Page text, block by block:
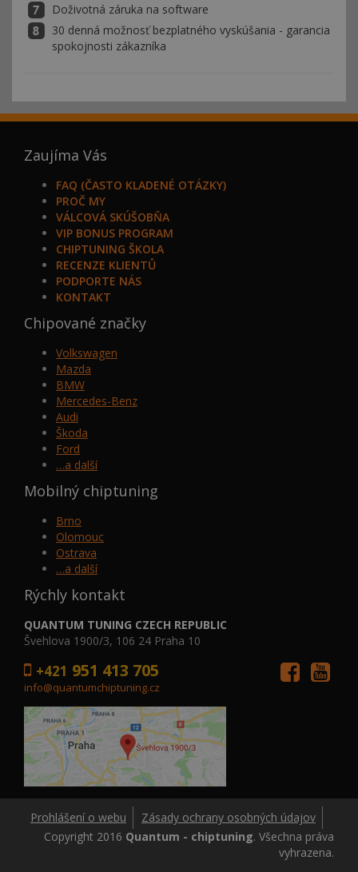
Doživotná záruka na software
30 denná možnosť bezplatného vyskúšania - garancia
spokojnosti zákazníka
Zaujíma Vás
FAQ (ČASTO KLADENÉ OTÁZKY)
PROČ MY
VÁLCOVÁ SKÚŠOBŇA
VIP BONUS PROGRAM
CHIPTUNING ŠKOLA
RECENZE KLIENTŮ
PODPORTE NÁS
KONTAKT
Chipované značky
Volkswagen
Mazda
BMW
Mercedes-Benz
Audi
Škoda
Ford
…a další
Mobilný chiptuning
Brno
Olomouc
Ostrava
…a další
Rýchly kontakt
QUANTUM TUNING CZECH REPUBLIC
Švehlova 1900/3, 106 24 Praha 10
+421 951 413 705
info@quantumchiptuning.cz
Prohlášení o webu
Zásady ochrany osobných údajov
Copyright 2016 Quantum - chiptuning. Všechna práva
vyhrazena.